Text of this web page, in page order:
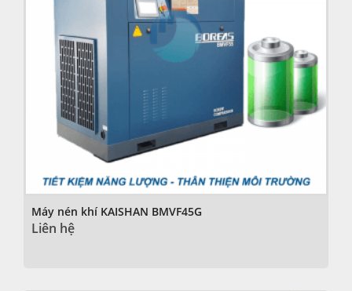
Máy nén khí KAISHAN BMVF45G
Liên hệ